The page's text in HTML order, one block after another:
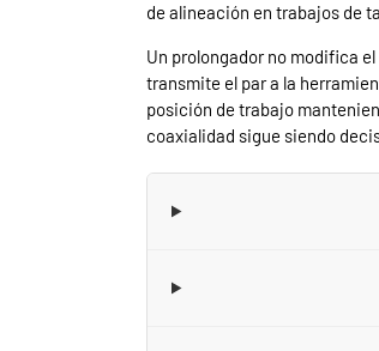
de alineación en trabajos de
Un prolongador no modifica
transmite el par a la
posición de trabajo
coaxialidad sigue siendo